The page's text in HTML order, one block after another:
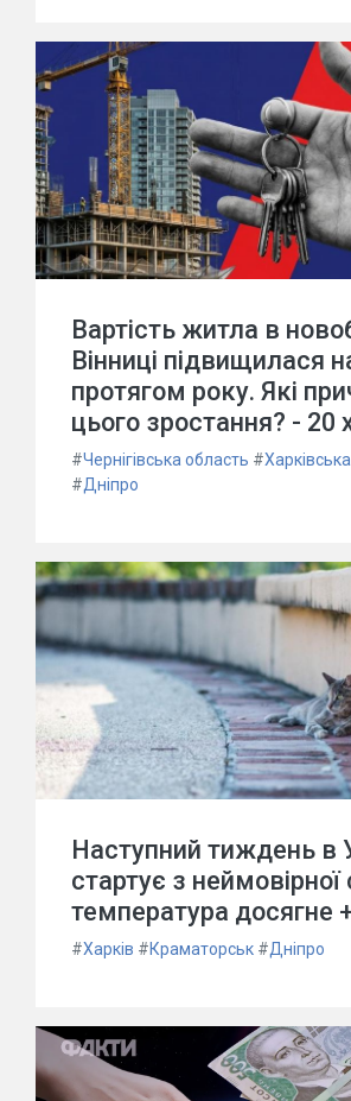
Вартість житла в
Вінниці підвищилася
протягом року. Які
цього зростання? - 20
#Чернігівська область #
#Дніпро
Наступний тиждень в
стартує з неймовірної
температура досягне
#Харків #Краматорськ #Дніпро